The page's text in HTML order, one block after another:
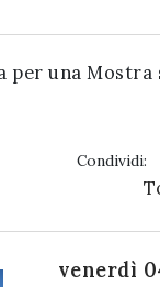
per una Mostra
Condividi:
venerdì